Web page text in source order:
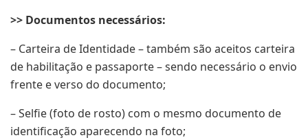
>> Documentos necessários:
– Carteira de Identidade – também são aceitos carteira
de habilitação e passaporte – sendo necessário o envio
frente e verso do documento;
– Selfie (foto de rosto) com o mesmo documento de
identificação aparecendo na foto;